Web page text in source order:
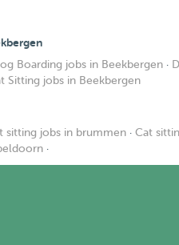
Boarding jobs in Beekbergen ·
Sitting jobs in Beekbergen
sitting jobs in brummen · Cat
·